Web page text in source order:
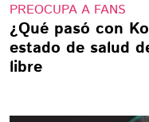
PREOCUPA A FANS
¿Qué pasó con
estado de salud
libre